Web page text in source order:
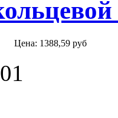
Цена: 1388,59 руб